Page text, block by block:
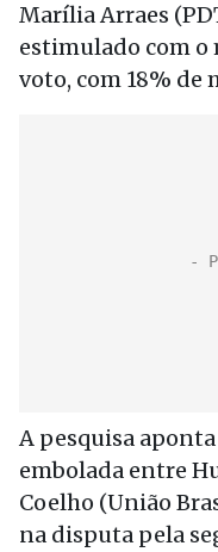
Marília Arraes
estimulado com o
voto, com 18% de
A pesquisa
embolada entre
Coelho (União
na disputa pela